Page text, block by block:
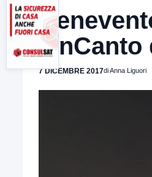
7 DICEMBRE 2017di Anna Liguori